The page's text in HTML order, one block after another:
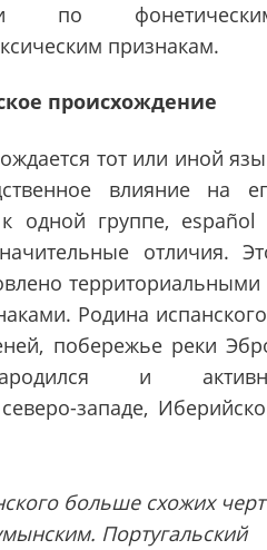
по
признакам.
происхождение
тот или иной
влияние на
одной группе, español
отличия.
Родина
побережье реки
и
западе,
больше схожих
Португальский